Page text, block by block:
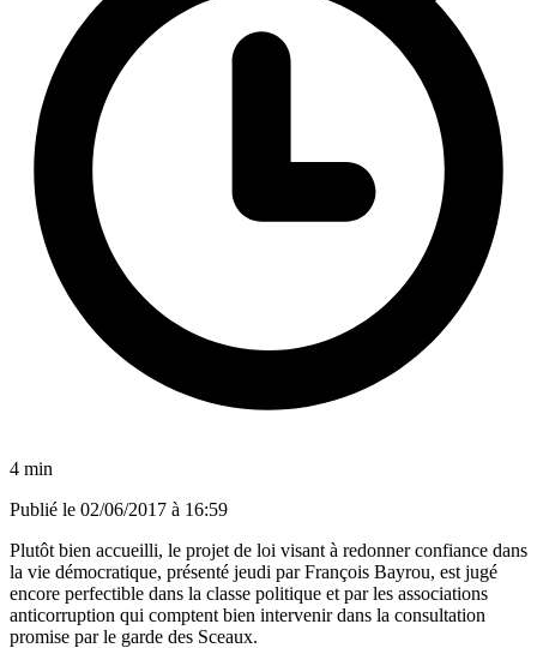
4 min
Publié le 02/06/2017 à 16:59
Plutôt bien accueilli, le projet de loi visant à redonner confiance dans
la vie démocratique, présenté jeudi par François Bayrou, est jugé
encore perfectible dans la classe politique et par les associations
anticorruption qui comptent bien intervenir dans la consultation
promise par le garde des Sceaux.